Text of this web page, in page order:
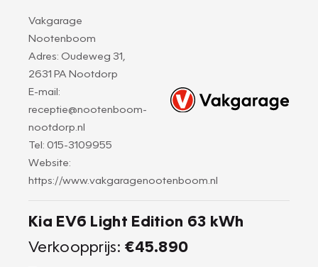
Vakgarage
Nootenboom
Adres: Oudeweg 31,
2631 PA Nootdorp
E-mail:
receptie@nootenboom-
nootdorp.nl
Tel: 015-3109955
Website:
https://www.vakgaragenootenboom.nl
Kia EV6 Light Edition 63 kWh
Verkoopprijs: €45.890